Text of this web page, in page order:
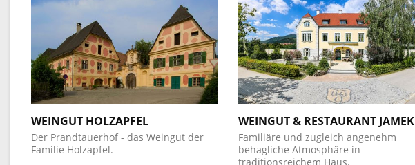
WEINGUT HOLZAPFEL
Der Prandtauerhof - das Weingut der
Familie Holzapfel.
WEINGUT & RESTAURANT JAMEK
Familiäre und zugleich angenehm
behagliche Atmosphäre in
traditionsreichem Haus.